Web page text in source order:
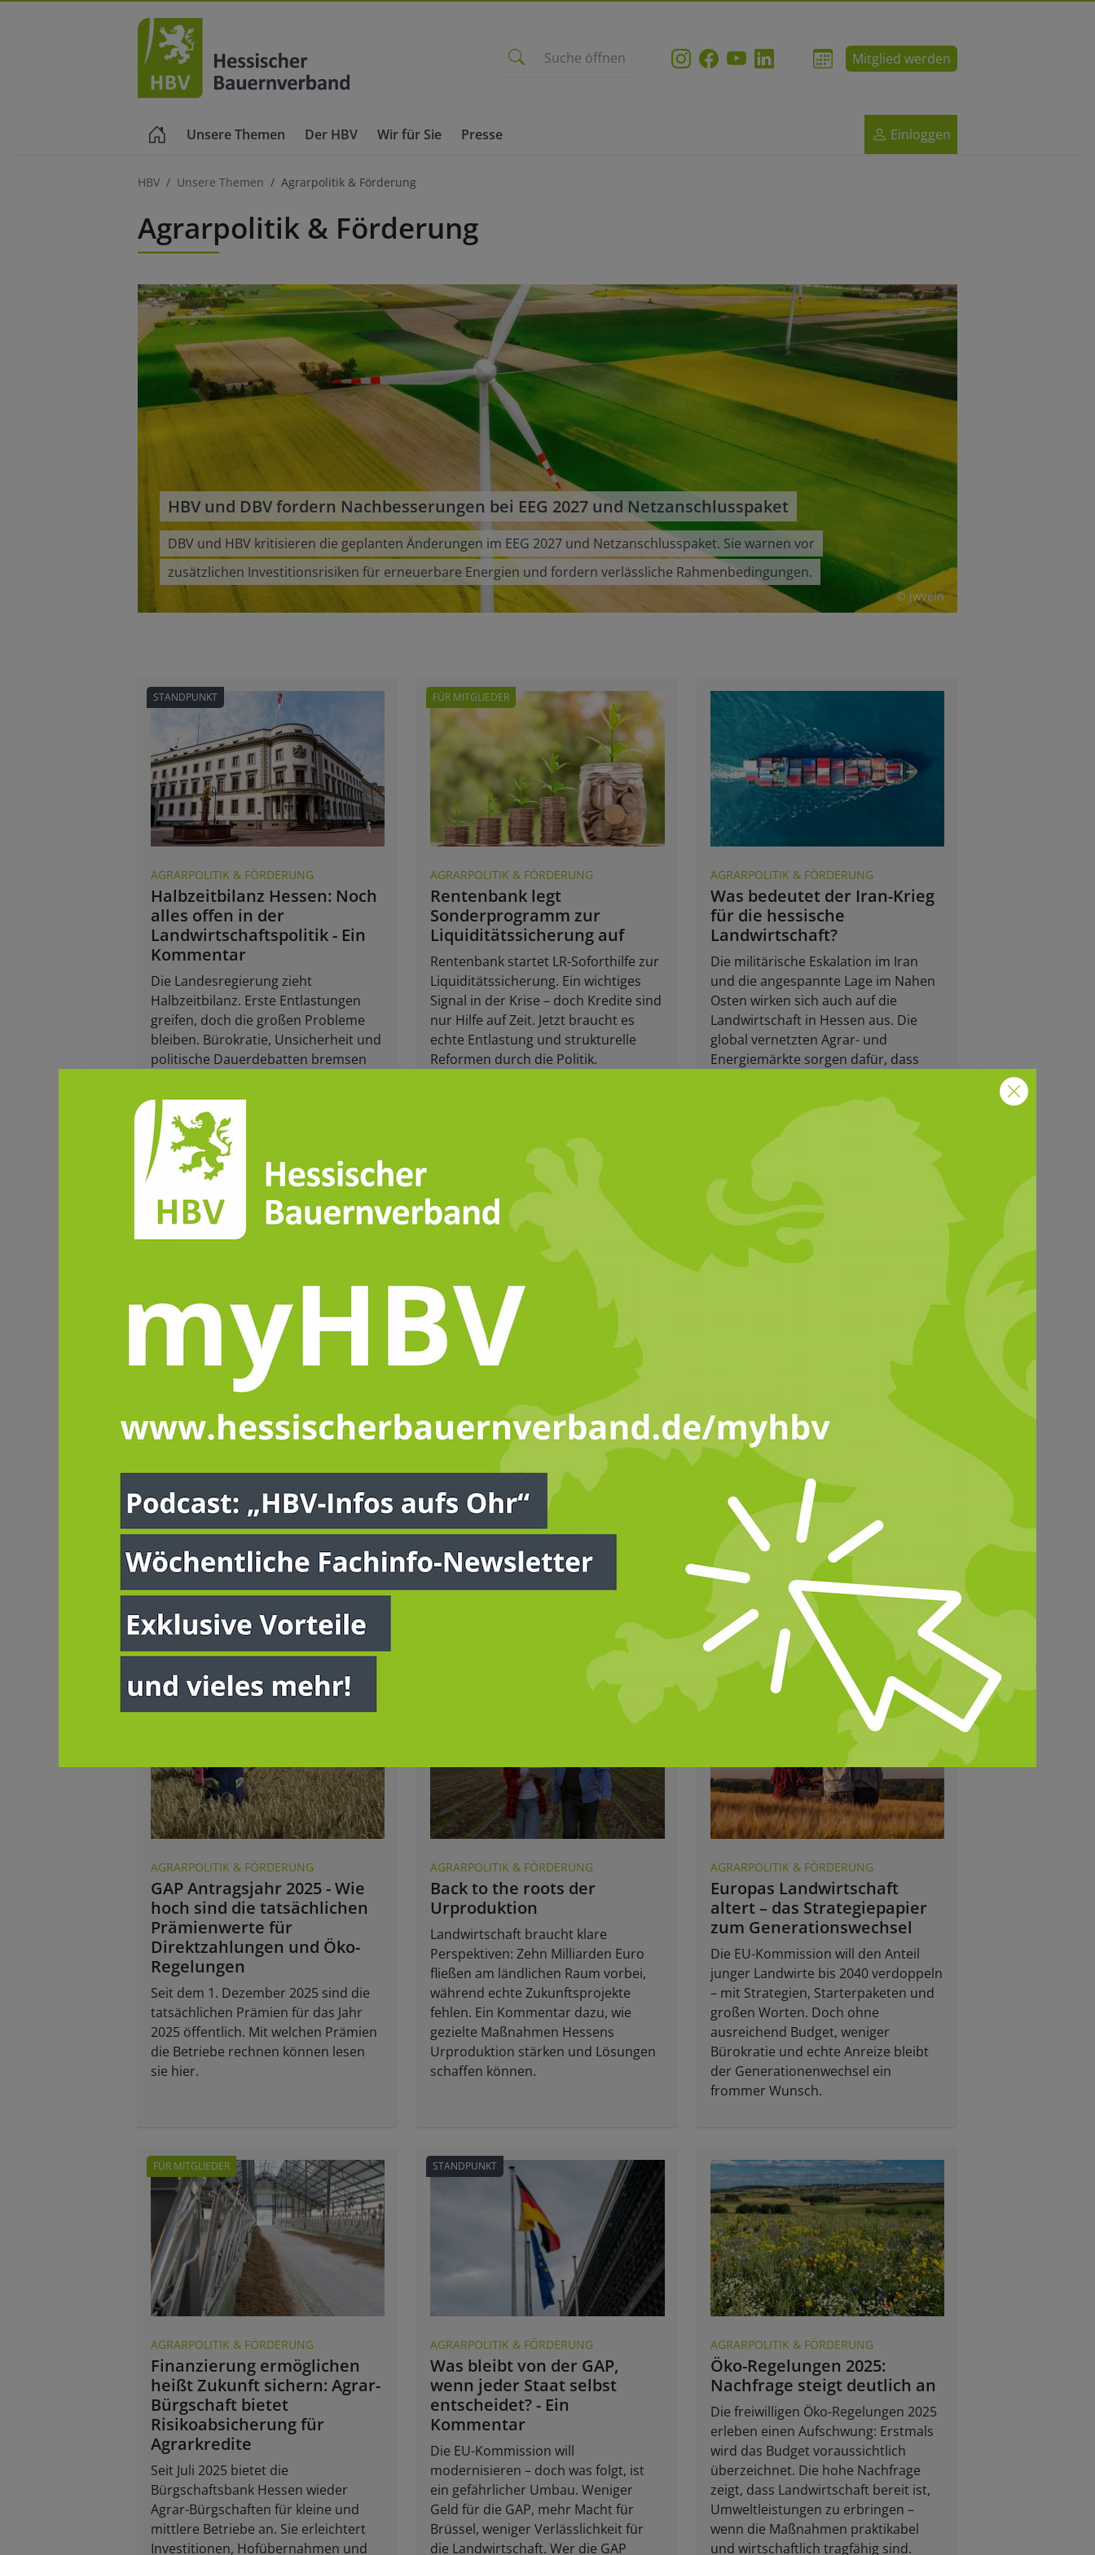
Suche öffnen Mitglied werden
Einloggen
Unsere Themen Der HBV Wir für Sie Presse
HBV Unsere Themen Agrarpolitik & Förderung
Agrarpolitik & Förderung
© jwvein
HBV und DBV fordern Nachbesserungen bei EEG 2027 und Netzanschlusspaket
DBV und HBV kritisieren die geplanten Änderungen im EEG 2027 und Netzanschlusspaket. Sie warnen vor
zusätzlichen Investitionsrisiken für erneuerbare Energien und fordern verlässliche Rahmenbedingungen.
STANDPUNKT
AGRARPOLITIK & FÖRDERUNG
Halbzeitbilanz Hessen: Noch
alles offen in der
Landwirtschaftspolitik - Ein
Kommentar
Die Landesregierung zieht
Halbzeitbilanz. Erste Entlastungen
greifen, doch die großen Probleme
bleiben. Bürokratie, Unsicherheit und
politische Dauerdebatten bremsen
Zukunft der Höfe.
FÜR MITGLIEDER
AGRARPOLITIK & FÖRDERUNG
Rentenbank legt
Sonderprogramm zur
Liquiditätssicherung auf
Rentenbank startet LR-Soforthilfe zur
Liquiditätssicherung. Ein wichtiges
Signal in der Krise – doch Kredite sind
nur Hilfe auf Zeit. Jetzt braucht es
echte Entlastung und strukturelle
Reformen durch die Politik.
AGRARPOLITIK & FÖRDERUNG
Was bedeutet der Iran-Krieg
für die hessische
Landwirtschaft?
Die militärische Eskalation im Iran
und die angespannte Lage im Nahen
Osten wirken sich auch auf die
Landwirtschaft in Hessen aus. Die
global vernetzten Agrar- und
Energiemärkte sorgen dafür, dass
bis auf die hiesigen Höfe haben.
AGRARPOLITIK & FÖRDERUNG
Hessische Impulse in Brüssel
Hessische Impulse aus Brüssel: In der
Landesvertretung Hessens wurde
deutlich, wie dringend Europas
muss. Der Reformbedarf ist erkannt,
doch der UmweltOmnibus liefert
bislang kaum Entlastung. Jetzt
braucht es spürbare
Vereinfachungen für die Praxis.
AGRARPOLITIK & FÖRDERUNG
GAP - Änderungen für das
Die GAP startet 2026 mit neuen
Anpassungen bei den
GLÖZ‑Standards und
Öko‑Regelungen. Einige
Erleichterungen kommen, doch die
komplexe Grüne Architektur bleibt
eine Herausforderung. Was sich
ändert und worauf Betriebe achten
müssen, erfahren Sie im Überblick.
Junglandwirteförderung auf
einen Blick
Die Junglandwirte‑Förderung eröffnet
jungen Landwirtinnen und
Landwirten finanziellen Rückenwind
für den Start in die Landwirtschaft.
Wer die Voraussetzungen kennt,
sichert sich wichtige Unterstützung –
von Altersgrenzen über
Qualifikationen bis hin zu neuen
EU‑Plänen.
FÜR MITGLIEDER
AGRARPOLITIK & FÖRDERUNG
GAP Antragsjahr 2025 - Wie
hoch sind die tatsächlichen
Prämienwerte für
Direktzahlungen und Öko-
Regelungen
Seit dem 1. Dezember 2025 sind die
tatsächlichen Prämien für das Jahr
2025 öffentlich. Mit welchen Prämien
die Betriebe rechnen können lesen
sie hier.
AGRARPOLITIK & FÖRDERUNG
Back to the roots der
Urproduktion
Landwirtschaft braucht klare
Perspektiven: Zehn Milliarden Euro
fließen am ländlichen Raum vorbei,
während echte Zukunftsprojekte
fehlen. Ein Kommentar dazu, wie
gezielte Maßnahmen Hessens
Urproduktion stärken und Lösungen
schaffen können.
STANDPUNKT
AGRARPOLITIK & FÖRDERUNG
Europas Landwirtschaft
altert – das Strategiepapier
zum Generationswechsel
Die EU-Kommission will den Anteil
junger Landwirte bis 2040 verdoppeln
– mit Strategien, Starterpaketen und
großen Worten. Doch ohne
ausreichend Budget, weniger
Bürokratie und echte Anreize bleibt
der Generationenwechsel ein
frommer Wunsch.
FÜR MITGLIEDER
AGRARPOLITIK & FÖRDERUNG
Finanzierung ermöglichen
heißt Zukunft sichern: Agrar-
Bürgschaft bietet
Risikoabsicherung für
Agrarkredite
Seit Juli 2025 bietet die
Bürgschaftsbank Hessen wieder
Agrar-Bürgschaften für kleine und
mittlere Betriebe an. Sie erleichtert
Investitionen, Hofübernahmen und
STANDPUNKT
AGRARPOLITIK & FÖRDERUNG
Was bleibt von der GAP,
wenn jeder Staat selbst
entscheidet? - Ein
Kommentar
Die EU-Kommission will
modernisieren – doch was folgt, ist
ein gefährlicher Umbau. Weniger
Geld für die GAP, mehr Macht für
Brüssel, weniger Verlässlichkeit für
die Landwirtschaft. Wer die GAP
AGRARPOLITIK & FÖRDERUNG
Öko-Regelungen 2025:
Nachfrage steigt deutlich an
Die freiwilligen Öko-Regelungen 2025
erleben einen Aufschwung: Erstmals
wird das Budget voraussichtlich
überzeichnet. Die hohe Nachfrage
zeigt, dass Landwirtschaft bereit ist,
Umweltleistungen zu erbringen –
wenn die Maßnahmen praktikabel
und wirtschaftlich tragfähig sind.